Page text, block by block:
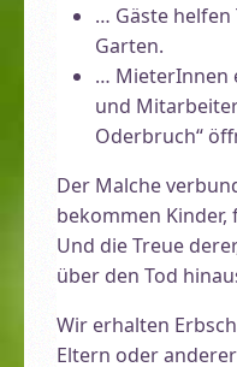
… Gäste
Garten.
… MieterInnen
und
Oderbruch“
Der Malche
bekommen
Und die Treue
über den Tod
Wir erhalten
Eltern oder